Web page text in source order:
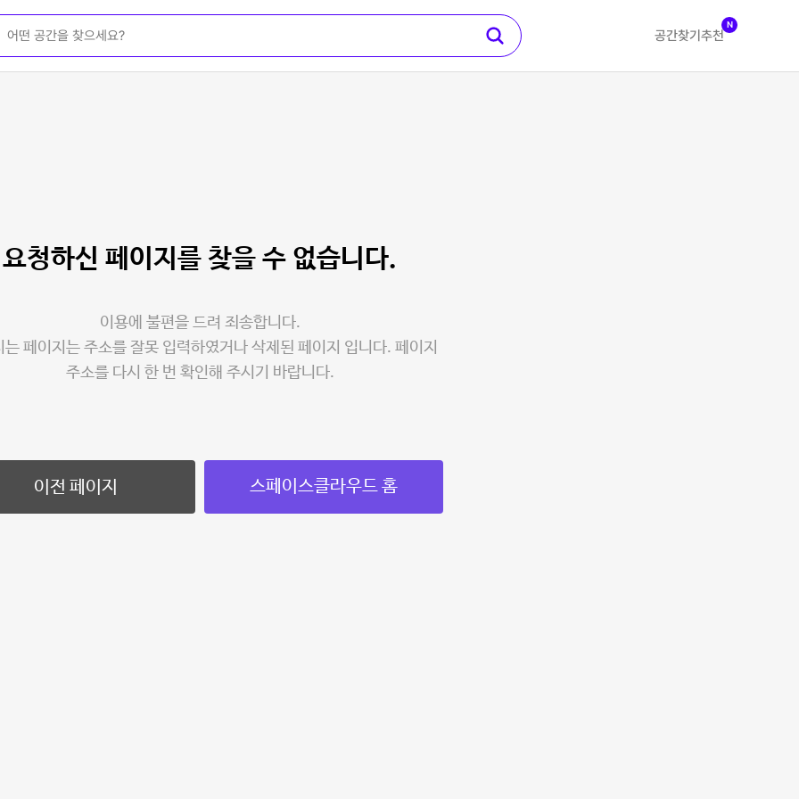
공간찾기 추천
N
요청하신 페이지를 찾을 수 없습니다.
이용에 불편을 드려 죄송합니다.
는 페이지는 주소를 잘못 입력하였거나 삭제된 페이지 입니다. 페이지
주소를 다시 한 번 확인해 주시기 바랍니다.
이전 페이지 스페이스클라우드 홈